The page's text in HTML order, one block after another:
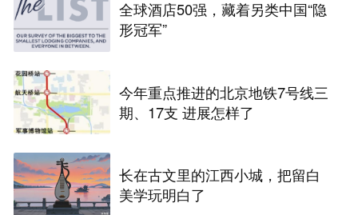
全球酒店50强，藏着另类中国“隐
形冠军”
今年重点推进的北京地铁7号线三
期、17支 进展怎样了
长在古文里的江西小城，把留白
美学玩明白了